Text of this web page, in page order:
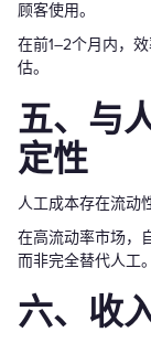
顾客使用。
在前1–2个月内，
估。
五、与
定性
人工成本存在流动
在高流动率市场，
而非完全替代人工。
六、收